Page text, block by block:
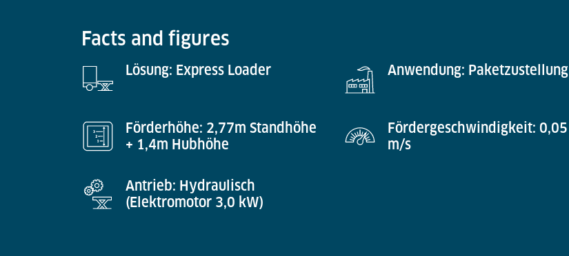
Facts and figures
Lösung: Express Loader Anwendung: Paketzustellung
Förderhöhe: 2,77m Standhöhe
+ 1,4m Hubhöhe
Fördergeschwindigkeit: 0,05
m/s
Antrieb: Hydraulisch
(Elektromotor 3,0 kW)